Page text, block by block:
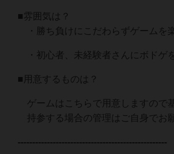
■雰囲気は？
・勝ち負けにこだわらずゲームを
・初心者、未経験者さんにボドゲ
■用意するものは？
ゲームはこちらで用意しますので
持参する場合の管理はご自身でお
---------------------------------------------------